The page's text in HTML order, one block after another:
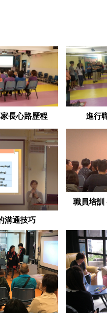
長心路歷程 進行
溝通技巧
職員培訓